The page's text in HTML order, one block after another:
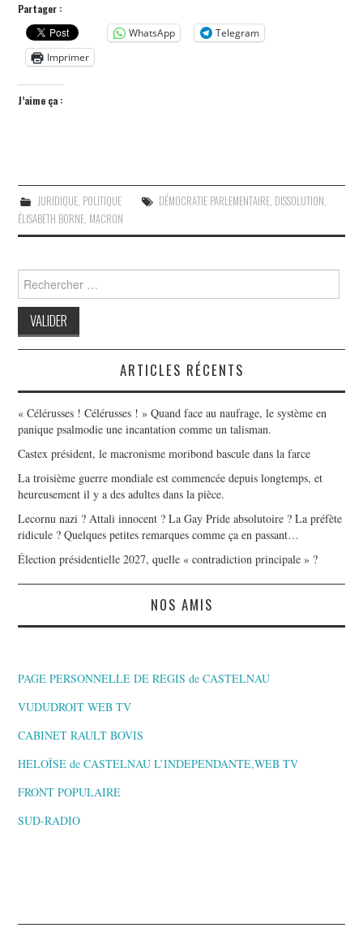
Partager :
WhatsApp
Telegram
Imprimer
J’aime ça :
JURIDIQUE, POLITIQUE DÉMOCRATIE PARLEMENTAIRE, DISSOLUTION,
ÉLISABETH BORNE, MACRON
Search
for:
ARTICLES RÉCENTS
« Célérusses ! Célérusses ! » Quand face au naufrage, le système en
panique psalmodie une incantation comme un talisman.
Castex président, le macronisme moribond bascule dans la farce
La troisième guerre mondiale est commencée depuis longtemps, et
heureusement il y a des adultes dans la pièce.
Lecornu nazi ? Attali innocent ? La Gay Pride absolutoire ? La préfète
ridicule ? Quelques petites remarques comme ça en passant…
Élection présidentielle 2027, quelle « contradiction principale » ?
NOS AMIS
PAGE PERSONNELLE DE REGIS de CASTELNAU
VUDUDROIT WEB TV
CABINET RAULT BOVIS
HELOÏSE de CASTELNAU L’INDEPENDANTE,WEB TV
FRONT POPULAIRE
SUD-RADIO